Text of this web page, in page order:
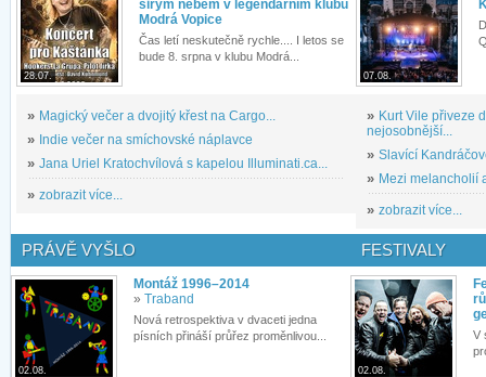
28.07.
širým nebem v legendárním klubu
Modrá Vopice
Čas letí neskutečně rychle.... I letos se
bude 8. srpna v klubu Modrá...
» Magický večer a dvojitý křest na Cargo...
» Indie večer na smíchovské náplavce
» Jana Uriel Kratochvílová s kapelou Illuminati.ca...
» zobrazit více...
07.08.
» Kurt Vile přiveze
nejosobnější...
» Slavící
» Mezi melancholií
» zobrazit více...
PRÁVĚ VYŠLO
02.08.
Montáž 1996–2014
» Traband
Nová retrospektiva v dvaceti jedna
písních přináší průřez proměnlivou...
FESTIVALY
02.08.
V